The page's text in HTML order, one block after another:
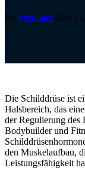
By vishu jainMay
Die Schilddrüse ist
Halsbereich, das
der Regulierung des
Bodybuilder und
den Muskelaufbau,
Leistungsfähigkeit